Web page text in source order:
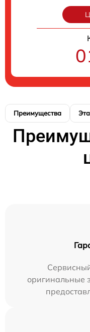
Преимущества
оригинальные